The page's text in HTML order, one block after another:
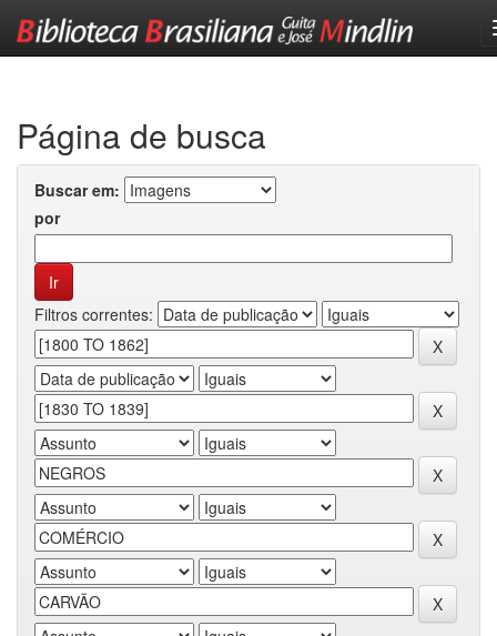
Página de busca
Buscar em:
por
Filtros correntes: